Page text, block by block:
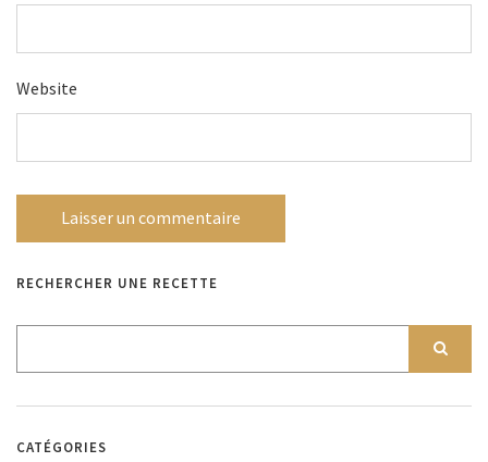
Website
RECHERCHER UNE RECETTE
CATÉGORIES